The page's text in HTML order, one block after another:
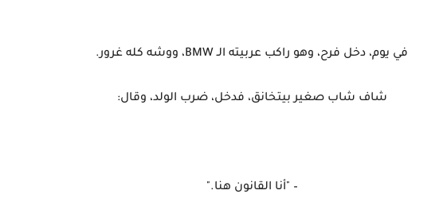
في يوم، دخل فرح، وهو راكب عربيته الـ BMW، ووشه كله غرور.
شاف شاب صغير بيتخانق، فدخل، ضرب الولد، وقال:
– "أنا القانون هنا."